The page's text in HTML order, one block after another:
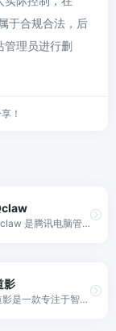
于合规合法，后
管理员进行删
！
Qclaw 是腾讯电脑管家出品的个人 AI 助手，支持通过微信远程操控电脑，实现自动整理资料、搜论文、改文档及 GitHub 自动开发等高效任务。
影
道影是一款专注于智能体驱动的 AI 视频创作平台，通过先进的生成模型与 Agent 协作，帮助创作者轻松将创意转化为电影级高清视频。